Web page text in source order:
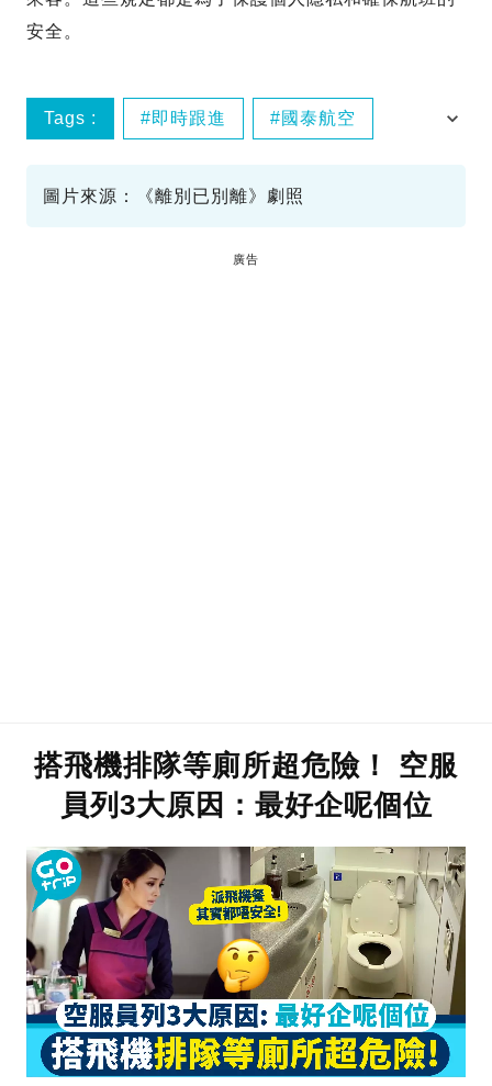
安全。
Tags : 即時跟進 國泰航空
圖片來源：《離別已別離》劇照
廣告
搭飛機排隊等廁所超危險！ 空服
員列3大原因：最好企呢個位